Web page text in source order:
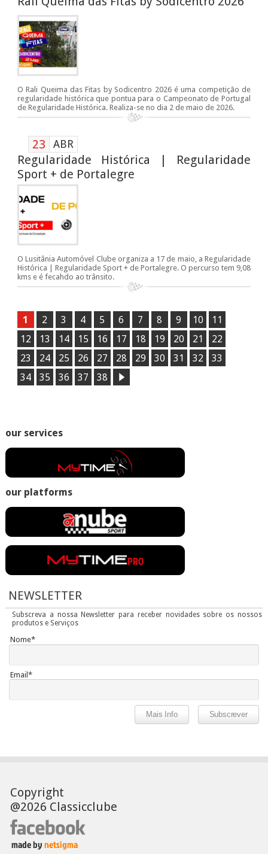
O Rali Queima das Fitas by Sodicentro 2026 é uma competição de
regularidade histórica que pontua para o Campeonato de Portugal
de Regularidade Histórica. Realiza-se no dia 2 de maio de 2026.
23 ABR
Regularidade Histórica | Regularidade
Sport + de Portalegre
O Lusitânia Automóvel Clube organiza a 17 de maio, a Regularidade
Histórica | Regularidade Sport + de Portalegre. O percurso tem 9,08
kms e é fecahdo ao trânsito.
1 2 3 4 5 6 7 8 9 10
11
12
13 14 15 16 17 18 19 20 21
22
23
24 25 26 27 28 29 30 31 32
33
34
35 36 37 38
our services
our platforms
NEWSLETTER
Subscreva a nossa Newsletter para receber novidades sobre os nossos
produtos e Serviços
Nome*
Email*
Copyright
@2026 Classicclube